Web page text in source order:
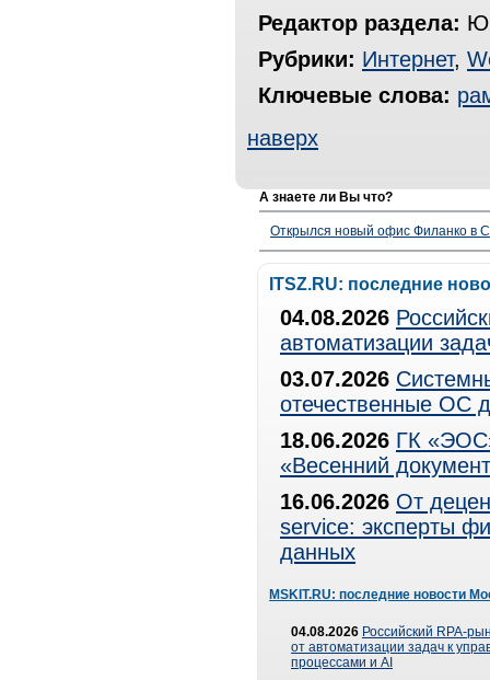
Редактор раздела:
Рубрики: Интернет,
Ключевые слова:
наверх
А знаете ли Вы что?
Открылся новый офис Филанко в
ITSZ.RU: последние
04.08.2026
автоматизации
03.07.2026
отечественные ОС
18.06.2026 ГК
«Весенний
16.06.2026 От
service: эксперты
данных
MSKIT.RU: последние новости
04.08.2026 Российский RPA-
от автоматизации задач к
процессами и AI